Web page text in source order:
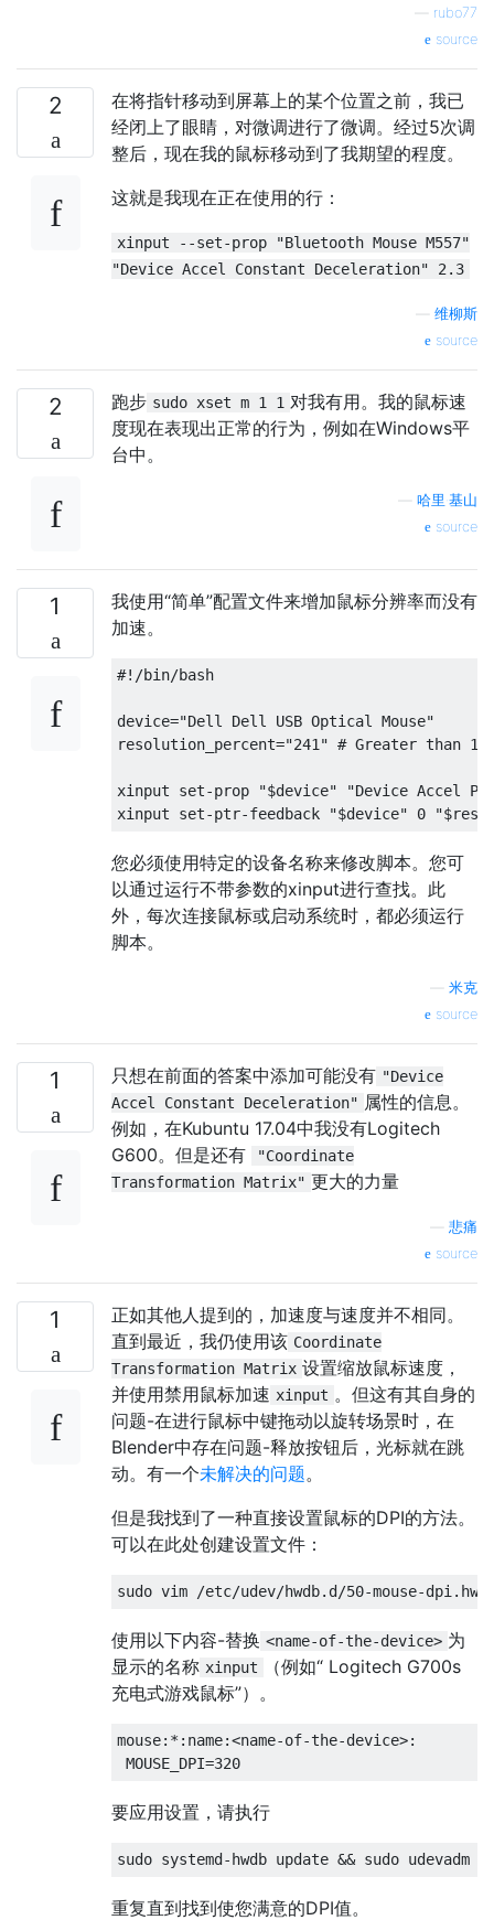
rubo77
source
2
在将指针移动到屏幕上的某个位置之前，我已
经闭上了眼睛，对微调进行了微调。经过5次调
整后，现在我的鼠标移动到了我期望的程度。
这就是我现在正在使用的行：
xinput --set-prop "Bluetooth Mouse M557"
"Device Accel Constant Deceleration" 2.3
维柳斯
source
2 跑步 sudo xset m 1 1 对我有用。我的鼠标速
度现在表现出正常的行为，例如在Windows平
台中。
哈里·基山
source
1
我使用“简单”配置文件来增加鼠标分辨率而没有
加速。
#!/bin/bash
device="Dell Dell USB Optical Mouse"
resolution_percent="241" # Greater than
xinput set-prop "$device" "Device Accel
您必须使用特定的设备名称来修改脚本。您可
以通过运行不带参数的xinput进行查找。此
外，每次连接鼠标或启动系统时，都必须运行
脚本。
米克
source
1 只想在前面的答案中添加可能没有 "Device
Accel Constant Deceleration" 属性的信息。
例如，在Kubuntu 17.04中我没有Logitech
G600。但是还有
"Coordinate
Transformation Matrix" 更大的力量
悲痛
source
1
正如其他人提到的，加速度与速度并不相同。
直到最近，我仍使用该 Coordinate
Transformation Matrix 设置缩放鼠标速度，
并使用禁用鼠标加速 xinput 。但这有其自身的
问题-在进行鼠标中键拖动以旋转场景时，在
Blender中存在问题-释放按钮后，光标就在跳
动。有一个未解决的问题。
但是我找到了一种直接设置鼠标的DPI的方法。
可以在此处创建设置文件：
使用以下内容-替换 <name-of-the-device> 为
显示的名称 xinput
（例如“ Logitech G700s
充电式游戏鼠标”）。
mouse:*:name:<name-of-the-device>:
要应用设置，请执行
重复直到找到使您满意的DPI值。